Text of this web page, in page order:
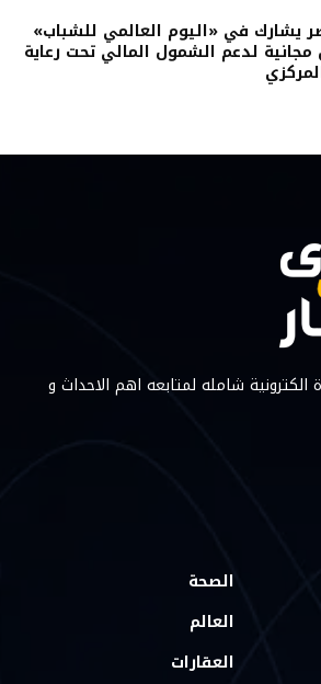
يشارك في «اليوم العالمي للشباب»
لدعم الشمول المالي تحت رعاية
شامله لمتابعه اهم الاحداث و
الصحة
العالم
العقارات